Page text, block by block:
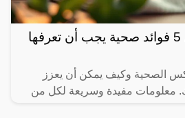
درامينكس: أفضل 5 فوائد صحية يجب أن تعرفها
الصحية وكيف يمكن أن يعزز
معلومات مفيدة وسريعة لكل من